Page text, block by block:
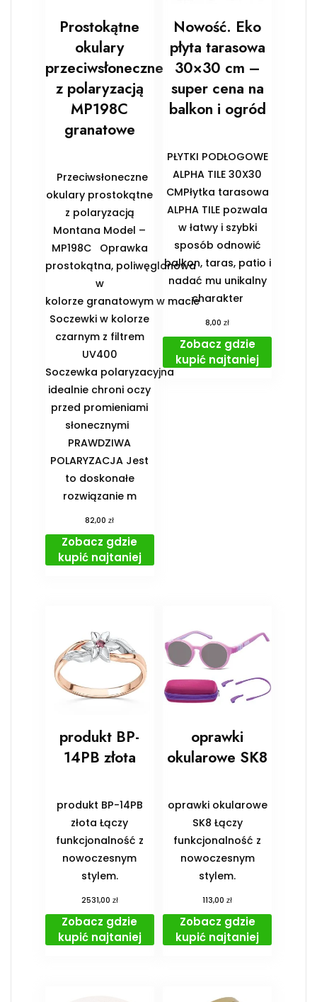
Prostokątne
okulary
przeciwsłoneczne
z polaryzacją
MP198C
granatowe
Przeciwsłoneczne
okulary prostokątne
z polaryzacją
Montana Model –
MP198C Oprawka
prostokątna, poliwęglanowa
w
kolorze granatowym w macie
Soczewki w kolorze
czarnym z filtrem
UV400
Soczewka polaryzacyjna
idealnie chroni oczy
przed promieniami
słonecznymi
PRAWDZIWA
POLARYZACJA Jest
to doskonałe
rozwiązanie m
82,00zł
Zobacz gdzie
kupić najtaniej
Nowość. Eko
płyta tarasowa
30×30 cm –
super cena na
balkon i ogród
PŁYTKI PODŁOGOWE
ALPHA TILE 30X30
CMPłytka tarasowa
ALPHA TILE pozwala
w łatwy i szybki
sposób odnowić
balkon, taras, patio i
nadać mu unikalny
charakter
8,00zł
Zobacz gdzie
kupić najtaniej
produkt BP-
14PB złota
produkt BP-14PB
złota Łączy
funkcjonalność z
nowoczesnym
stylem.
2531,00 zł
Zobacz gdzie
kupić najtaniej
oprawki
okularowe SK8
oprawki okularowe
SK8 Łączy
funkcjonalność z
nowoczesnym
stylem.
113,00zł
Zobacz gdzie
kupić najtaniej